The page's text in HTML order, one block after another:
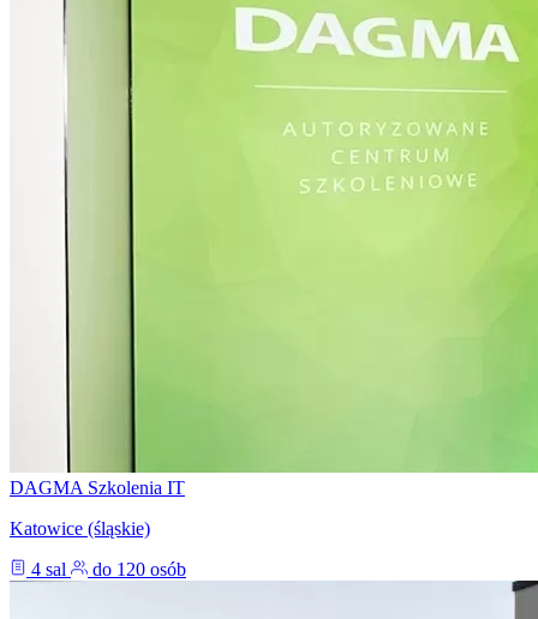
DAGMA Szkolenia IT
Katowice (śląskie)
4 sal
do 120 osób